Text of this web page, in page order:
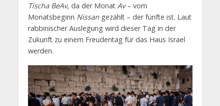
Tischa BeAv, da der Monat Av– vom
Monatsbeginn Nissangezählt – der fünfte ist. Laut
rabbinischer Auslegung wird dieser Tag in der
Zukunft zu einem Freudentag für das Haus Israel
werden.